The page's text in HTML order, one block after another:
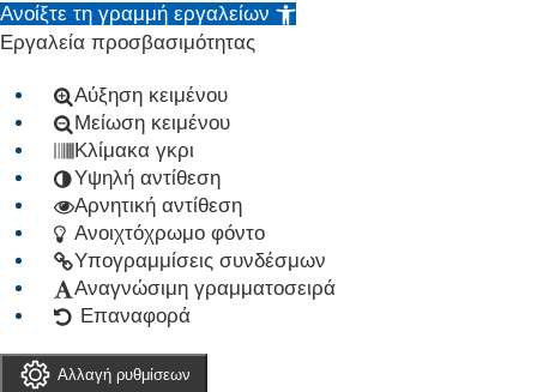
Ανοίξτε τη γραμμή εργαλείων
Εργαλεία προσβασιμότητας
Αύξηση κειμένου
Μείωση κειμένου
Κλίμακα γκρι
Υψηλή αντίθεση
Αρνητική αντίθεση
Ανοιχτόχρωμο φόντο
Υπογραμμίσεις συνδέσμων
Αναγνώσιμη γραμματοσειρά
Επαναφορά
Αλλαγή ρυθμίσεων